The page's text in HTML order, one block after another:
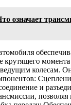
означает
крутящего
колесам.
и
позволяя